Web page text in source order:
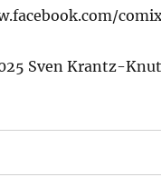
Sven Krantz-